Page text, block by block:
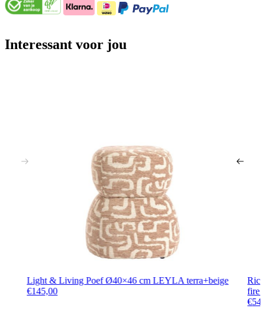
Interessant voor jou
Light & Living Poef Ø40×46 cm LEYLA terra+beige
€145,00
fire
€